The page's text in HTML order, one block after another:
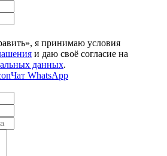
я принимаю условия
и даю своё согласие на
данных.
Чат WhatsApp